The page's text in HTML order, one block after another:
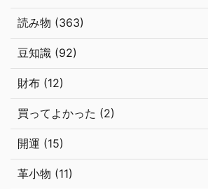
読み物 (363)
豆知識 (92)
財布 (12)
買ってよかった (2)
開運 (15)
革小物 (11)